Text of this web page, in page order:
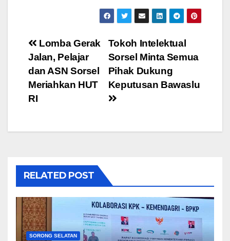
Post
navigation
Tokoh Intelektual
Sorsel Minta Semua
Pihak Dukung
Keputusan Bawaslu
Lomba Gerak
Jalan, Pelajar
dan ASN Sorsel
Meriahkan HUT
RI
RELATED POST
SORONG SELATAN